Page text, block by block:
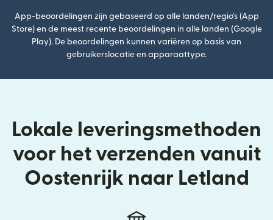
App-beoordelingen zijn gebaseerd op alle landen/regio's (App
Store) en de meest recente beoordelingen in alle landen (Google
Play). De beoordelingen kunnen variëren op basis van
gebruikerslocatie en apparaattype.
Lokale leveringsmethoden
voor het verzenden vanuit
Oostenrijk naar Letland